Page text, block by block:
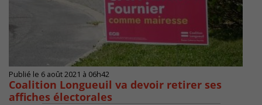
Publié le 6 août 2021 à 06h42
Coalition Longueuil va devoir retirer ses
affiches électorales